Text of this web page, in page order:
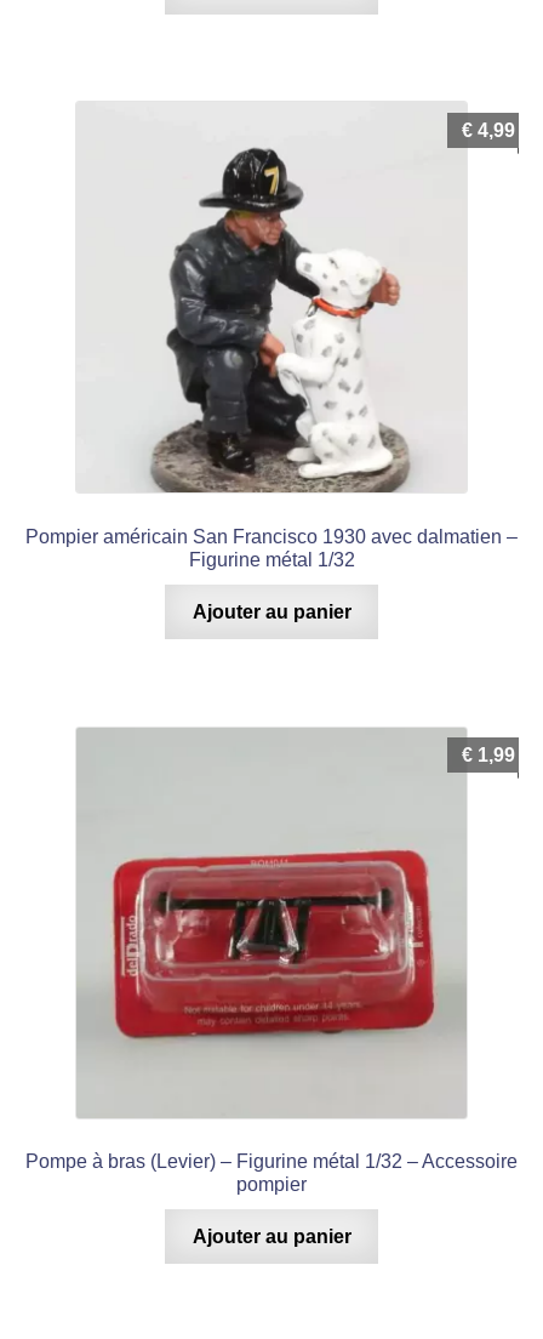
Pompier américain San Francisco 1930 avec dalmatien –
Figurine métal 1/32
€ 4,99
Ajouter au panier
Pompe à bras (Levier) – Figurine métal 1/32 – Accessoire
pompier
€ 1,99
Ajouter au panier